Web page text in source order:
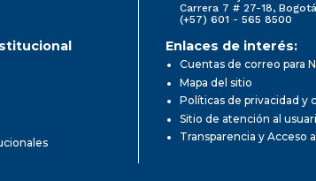
Carrera 7 # 27-18, Bogotá
(+57) 601 - 565 8500
Enlaces de interés:
Cuentas de correo para
Mapa del sitio
Políticas de privacidad y
Sitio de atención al
Transparencia y Acceso